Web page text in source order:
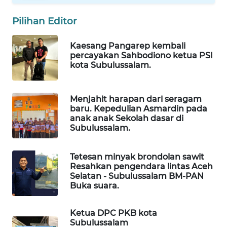
Pilihan Editor
Kaesang Pangarep kembali
percayakan Sahbodiono ketua PSI
kota Subulussalam.
Menjahit harapan dari seragam
baru. Kepedulian Asmardin pada
anak anak Sekolah dasar di
Subulussalam.
Tetesan minyak brondolan sawit
Resahkan pengendara lintas Aceh
Selatan - Subulussalam BM-PAN
Buka suara.
Ketua DPC PKB kota
Subulussalam
KELISTRIKAN
WALINKI
ID
MAWAKA
ID
MARTABAT
NET
PLN
WATCH
MKLI
LPKKI